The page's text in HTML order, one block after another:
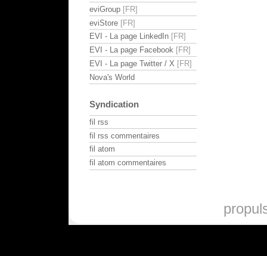
eviGroup
eviStore
EVI - La page LinkedIn
EVI - La page Facebook
EVI - La page Twitter / X
Nova's World
Syndication
fil rss
fil rss commentaires
fil atom
fil atom commentaires